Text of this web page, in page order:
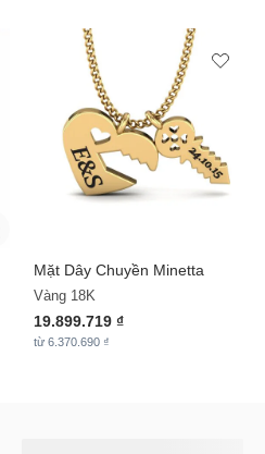
Mặt Dây Chuyền Minetta
Vàng 18K
19.899.719 ₫
từ 6.370.690 ₫